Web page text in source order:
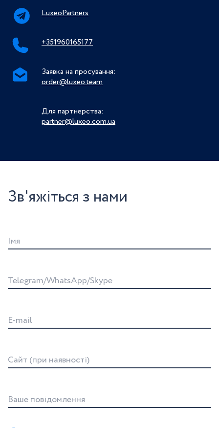
LuxeoPartners
+351960165177
Заявка на просування:
order@luxeo.team
Для партнерства:
partner@luxeo.com.ua
Зв'яжіться з нами
Iмя
Telegram/WhatsApp/Skype
E-mail
Сайт (при наявності)
Ваше повідомлення